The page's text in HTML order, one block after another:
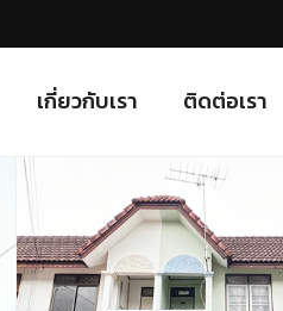
เกี่ยวกับเรา ติดต่อเรา